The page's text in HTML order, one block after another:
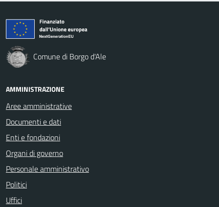
Comune di Borgo d'Ale
AMMINISTRAZIONE
Aree amministrative
Documenti e dati
Enti e fondazioni
Organi di governo
Personale amministrativo
Politici
Uffici